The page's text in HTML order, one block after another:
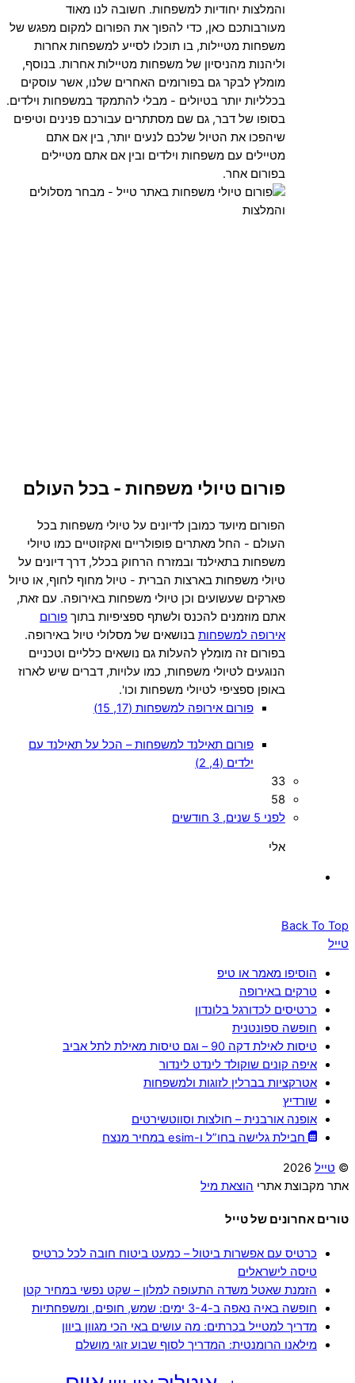
והמלצות יחודיות למשפחות. חשובה לנו מאוד
מעורבותכם כאן, כדי להפוך את הפורום למקום מפגש של
משפחות מטיילות, בו תוכלו לסייע למשפחות אחרות
וליהנות מהניסיון של משפחות מטיילות אחרות. בנוסף,
מומלץ לבקר גם בפורומים האחרים שלנו, אשר עוסקים
בכלליות יותר בטיולים - מבלי להתמקד במשפחות וילדים.
בסופו של דבר, גם שם מסתתרים עבורכם פנינים וטיפים
שיהפכו את הטיול שלכם לנעים יותר, בין אם אתם
מטיילים עם משפחות וילדים ובין אם אתם מטיילים
בפורום אחר.
פורום טיולי משפחות - בכל העולם
הפורום מיועד כמובן לדיונים על טיולי משפחות בכל
העולם - החל מאתרים פופולריים ואקזוטיים כמו טיולי
משפחות בתאילנד ובמזרח הרחוק בכלל, דרך דיונים על
טיולי משפחות בארצות הברית - טיול מחוף לחוף, או טיול
פארקים שעשועים וכן טיולי משפחות באירופה. עם זאת,
אתם מוזמנים להכנס ולשתף ספציפיות בתוך פורום
אירופה למשפחות בנושאים של מסלולי טיול באירופה.
בפורום זה מומלץ להעלות גם נושאים כלליים וטכניים
הנוגעים לטיולי משפחות, כמו עלויות, דברים שיש לארוז
באופן ספציפי לטיולי משפחות וכו'.
פורום אירופה למשפחות (17, 15)
פורום תאילנד למשפחות – הכל על תאילנד עם
ילדים (4, 2)
33
58
לפני 5 שנים, 3 חודשים
אלי
Back To Top
טייל
הוסיפו מאמר או טיפ
טרקים באירופה
כרטיסים לכדורגל בלונדון
חופשה ספונטנית
טיסות לאילת דקה 90 – וגם טיסות מאילת לתל אביב
איפה קונים שוקולד לינדט לינדור
אטרקציות בברלין לזוגות ולמשפחות
שורדיץ
אופנה אורבנית – חולצות וסווטשירטים
חבילת גלישה בחו”ל ו-esim במחיר מנצח
© טייל
אתר מקבוצת אתרי הוצאת מיל
טורים אחרונים של טייל
כרטיס עם אפשרות ביטול – כמעט ביטוח חובה לכל כרטיס
טיסה לישראלים
הזמנת שאטל משדה התעופה למלון – שקט נפשי במחיר קטן
חופשה באיה נאפה ב-3-4 ימים: שמש, חופים, ומשפחתיות
מדריך למטייל בכרתים: מה עושים באי הכי מגוון ביוון
מילאנו הרומנטית: המדריך לסוף שבוע זוגי מושלם